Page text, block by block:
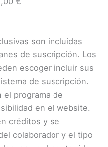
son incluidas
de suscripción. Los
escoger incluir sus
de suscripción.
el programa de
en el website.
créditos y se
colaborador y el tipo